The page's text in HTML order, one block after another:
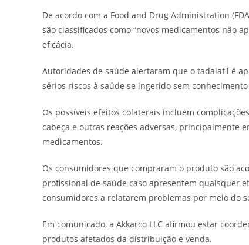
De acordo com a Food and Drug Administration
são classificados como “novos medicamentos não
eficácia.
Autoridades de saúde alertaram que o tadalafil é
sérios riscos à saúde se ingerido sem
Os possíveis efeitos colaterais incluem
cabeça e outras reações adversas, principalmente
medicamentos.
Os consumidores que compraram o produto são
profissional de saúde caso apresentem quaisquer
consumidores a relatarem problemas por meio do
Em comunicado, a Akkarco LLC afirmou estar
produtos afetados da distribuição e venda.